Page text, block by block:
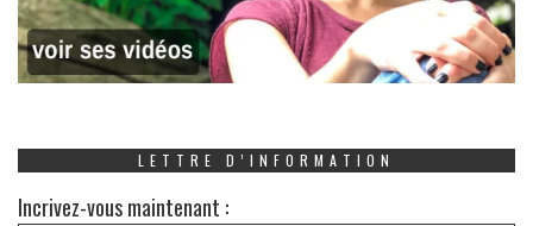
LETTRE D’INFORMATION
Incrivez-vous maintenant :